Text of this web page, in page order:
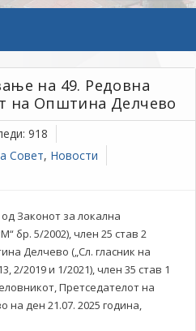
на 49. Редовна
на Општина Делчево
918
Совет, Новости
Законот за локална
бр. 5/2002), член 25 став 2
Делчево („Сл. гласник на
2/2019 и 1/2021), член 35 став 1
Претседателот на
ден 21.07. 2025 година,